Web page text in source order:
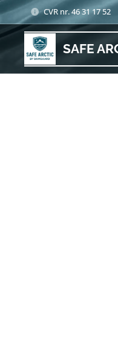
CVR nr. 46 31 17 52
SAFE